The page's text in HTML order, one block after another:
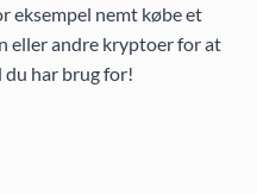
eksempel nemt købe et
eller andre kryptoer for at
har brug for!